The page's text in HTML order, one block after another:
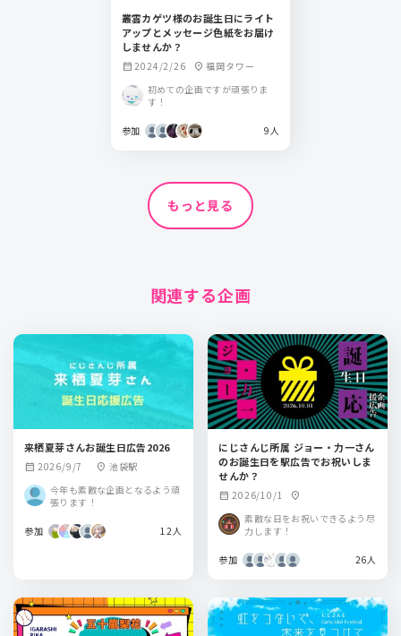
叢雲カゲツ様のお誕生日にライト
アップとメッセージ色紙をお届け
しませんか？
calendar_month 2024/2/26 location_on 福岡タワー
初めての企画ですが頑張りま
す！
参加 9人
もっと見る
関連する企画
来栖夏芽さんお誕生日広告2026
calendar_month 2026/9/7 location_on 池袋駅
今年も素敵な企画となるよう頑
張ります！
参加 12人
にじさんじ所属 ジョー・力一さん
のお誕生日を駅広告でお祝いしま
せんか？
calendar_month 2026/10/1 location_on
素敵な日をお祝いできるよう尽
力します！
参加 26人